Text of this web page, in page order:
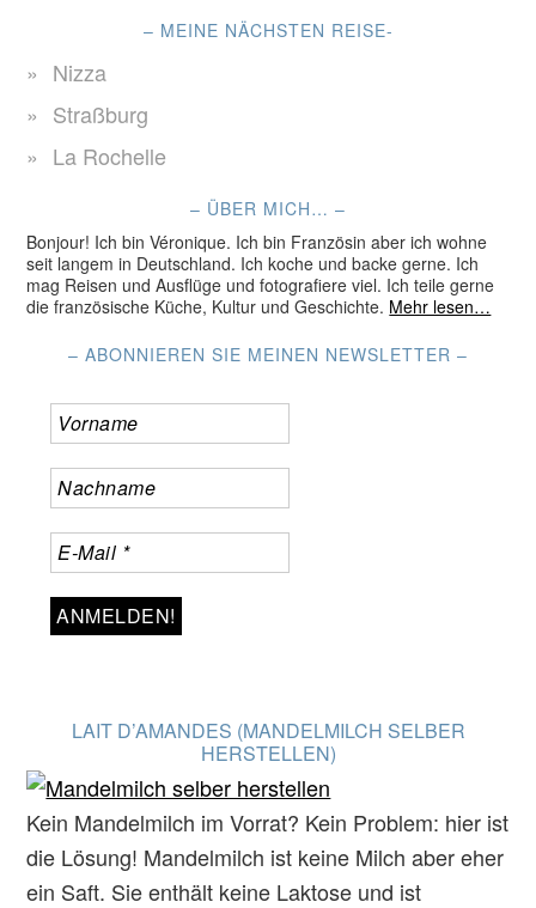
– MEINE NÄCHSTEN REISE-
Nizza
Straßburg
La Rochelle
– ÜBER MICH… –
Bonjour! Ich bin Véronique. Ich bin Französin aber ich wohne
seit langem in Deutschland. Ich koche und backe gerne. Ich
mag Reisen und Ausflüge und fotografiere viel. Ich teile gerne
die französische Küche, Kultur und Geschichte. Mehr lesen…
– ABONNIEREN SIE MEINEN NEWSLETTER –
LAIT D’AMANDES (MANDELMILCH SELBER
HERSTELLEN)
Kein Mandelmilch im Vorrat? Kein Problem: hier ist
die Lösung! Mandelmilch ist keine Milch aber eher
ein Saft. Sie enthält keine Laktose und ist